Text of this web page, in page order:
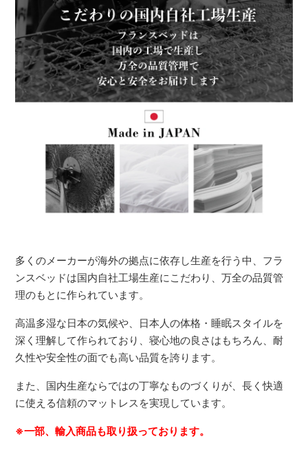
多くのメーカーが海外の拠点に依存し生産を行う中、フラ
ンスベッドは国内自社工場生産にこだわり、万全の品質管
理のもとに作られています。
高温多湿な日本の気候や、日本人の体格・睡眠スタイルを
深く理解して作られており、寝心地の良さはもちろん、耐
久性や安全性の面でも高い品質を誇ります。
また、国内生産ならではの丁寧なものづくりが、長く快適
に使える信頼のマットレスを実現しています。
※一部、輸入商品も取り扱っております。